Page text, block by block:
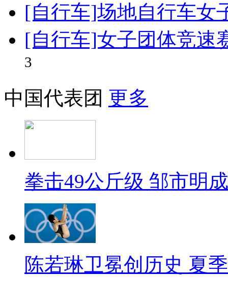
[自行车]场地自行车女
[自行车]女子团体竞速
3
中国代表团 更多
拳击49公斤级 邹市明
陈若琳卫冕创历史 夏